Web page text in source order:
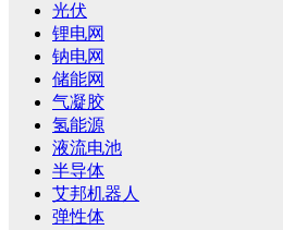
光伏
锂电网
钠电网
储能网
气凝胶
氢能源
液流电池
半导体
艾邦机器人
弹性体